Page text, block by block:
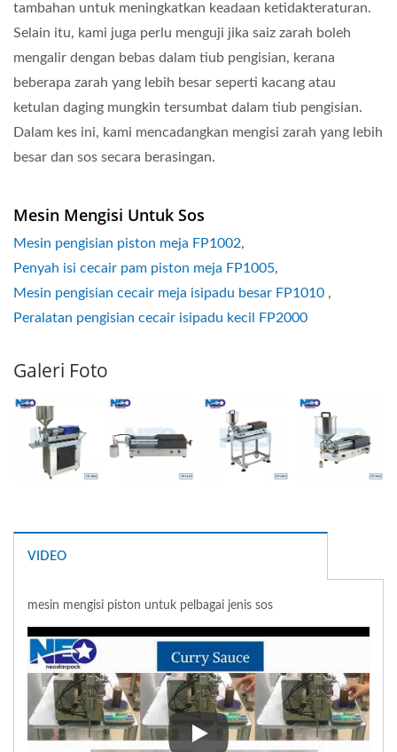
tambahan untuk meningkatkan keadaan ketidakteraturan.
Selain itu, kami juga perlu menguji jika saiz zarah boleh
mengalir dengan bebas dalam tiub pengisian, kerana
beberapa zarah yang lebih besar seperti kacang atau
ketulan daging mungkin tersumbat dalam tiub pengisian.
Dalam kes ini, kami mencadangkan mengisi zarah yang lebih
besar dan sos secara berasingan.
Mesin Mengisi Untuk Sos
Mesin pengisian piston meja FP1002,
Penyah isi cecair pam piston meja FP1005,
Mesin pengisian cecair meja isipadu besar FP1010 ,
Peralatan pengisian cecair isipadu kecil FP2000
Galeri Foto
VIDEO
mesin mengisi piston untuk pelbagai jenis sos
mesin mengisi piston untuk